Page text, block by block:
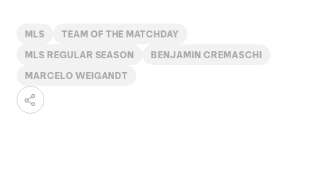
MLS TEAM OF THE MATCHDAY
MLS REGULAR SEASON BENJAMIN CREMASCHI
MARCELO WEIGANDT